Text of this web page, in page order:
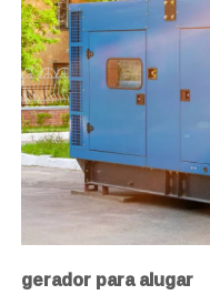
gerador para alugar